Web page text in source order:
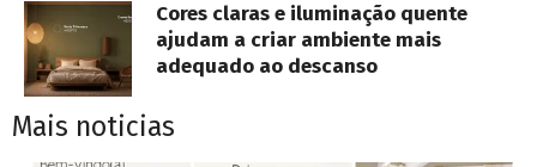
Cores claras e iluminação quente
ajudam a criar ambiente mais
adequado ao descanso
Mais noticias